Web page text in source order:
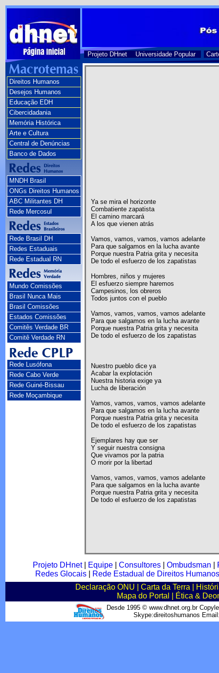
Projeto DHnet Universidade Popular
Direitos Humanos
Desejos Humanos
Educação EDH
Cibercidadania
Memória Histórica
Arte e Cultura
Central de Denúncias
Banco de Dados
MNDH Brasil
ONGs Direitos Humanos
ABC Militantes DH
Rede Mercosul
Rede Brasil DH
Redes Estaduais
Rede Estadual RN
Mundo Comissões
Brasil Nunca Mais
Brasil Comissões
Estados Comissões
Comitês Verdade BR
Comitê Verdade RN
Rede Lusófona
Rede Cabo Verde
Rede Guiné-Bissau
Rede Moçambique
Ya se mira el horizonte
Combatiente zapatista
El camino marcará
A los que vienen atrás
Vamos, vamos, vamos, vamos adelante
Para que salgamos en la lucha avante
Porque nuestra Patria grita y necesita
De todo el esfuerzo de los zapatistas
Hombres, niños y mujeres
El esfuerzo siempre haremos
Campesinos, los obreros
Todos juntos con el pueblo
Vamos, vamos, vamos, vamos adelante
Para que salgamos en la lucha avante
Porque nuestra Patria grita y necesita
De todo el esfuerzo de los zapatistas
Nuestro pueblo dice ya
Acabar la explotación
Nuestra historia exige ya
Lucha de liberación
Vamos, vamos, vamos, vamos adelante
Para que salgamos en la lucha avante
Porque nuestra Patria grita y necesita
De todo el esfuerzo de los zapatistas
Ejemplares hay que ser
Y seguir nuestra consigna
Que vivamos por la patria
O morir por la libertad
Vamos, vamos, vamos, vamos adelante
Para que salgamos en la lucha avante
Porque nuestra Patria grita y necesita
De todo el esfuerzo de los zapatistas
Projeto DHnet| Equipe| Consultores| Ombudsman
Redes Glocais|
Rede Estadual de Direitos
Declaração ONU
Carta da Terra
Mapa do Portal
Ética &
Desde 1995 © www.dhnet.org.br
Skype:direitoshumanos